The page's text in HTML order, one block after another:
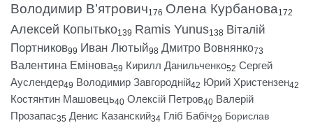
Володимир В’ятрович176 Олена Курбанова172
Алексей Копытько139 Ramis Yunus138 Віталій
Портников99 Иван Лютый98 Дмитро Вовнянко73
Валентина Емінова59 Кирилл Данильченко52 Сергей
Ауслендер49 Володимир Завгородній42 Юрий Христензен42
Костянтин Машовець40 Олексій Петров40 Валерій
Прозапас35 Денис Казанский34 Гліб Бабіч29 Борислав